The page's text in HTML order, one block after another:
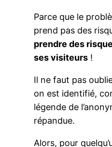
Parce que le
prend pas des
prendre des
ses visiteurs !
Il ne faut pas
on est identifié,
légende de
répandue.
Alors, pour